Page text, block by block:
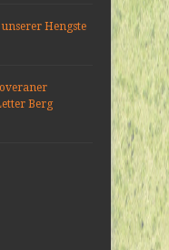
Hengste
Berg